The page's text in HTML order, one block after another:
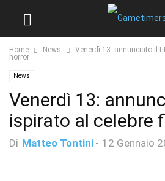
Home News
Venerdì 13: annunciato il
horror
News
Venerdì 13:
ispirato al celebre
Di Matteo Tontini - 12 Gennaio